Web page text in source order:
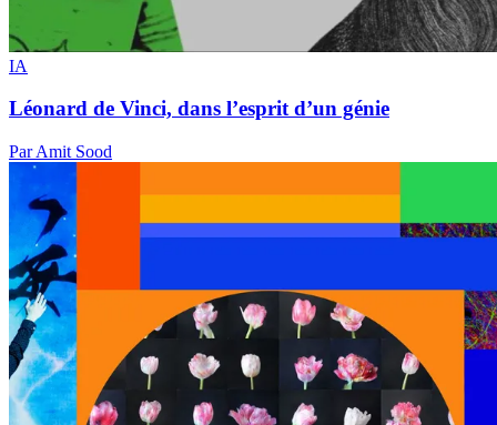
IA
Léonard de Vinci, dans l’esprit d’un génie
Par Amit Sood